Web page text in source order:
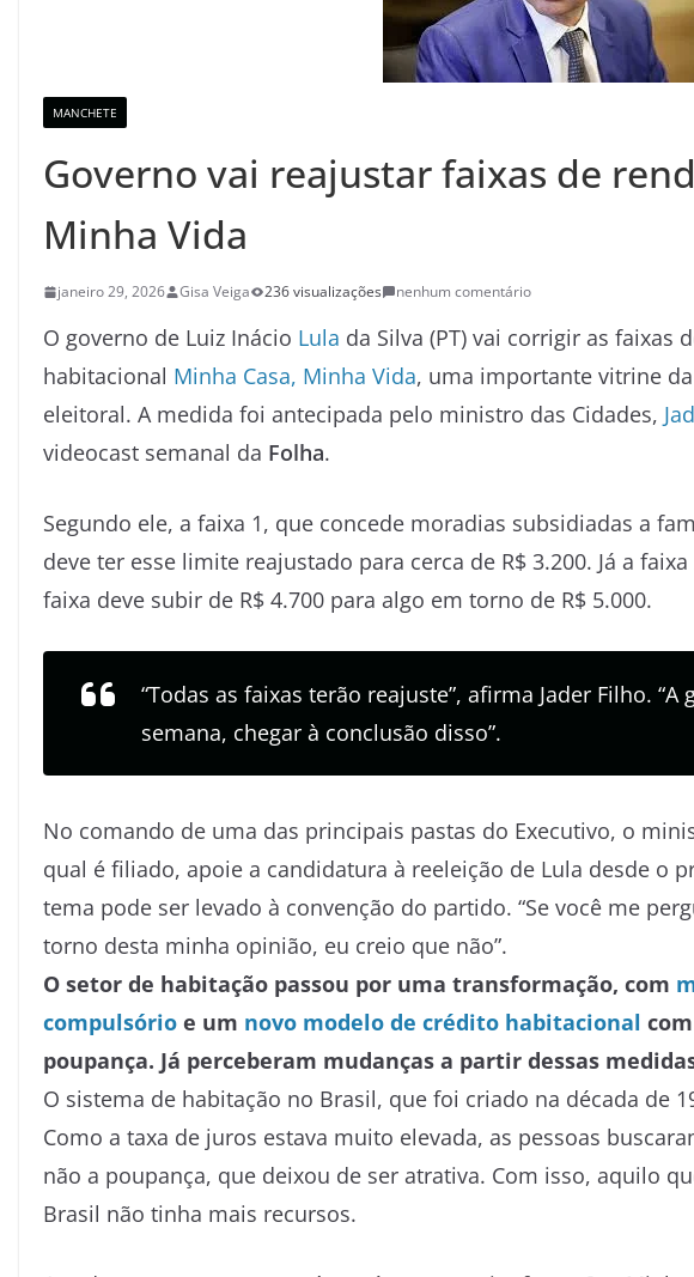
MANCHETE
Governo vai reajustar faixas de
Minha Vida
janeiro 29, 2026 Gisa Veiga 236 visualizações nenhum comentário
O governo de Luiz Inácio Lula da Silva (PT) vai corrigir as faixas
habitacional Minha Casa, Minha Vida, uma importante vitrine
eleitoral. A medida foi antecipada pelo ministro das Cidades,
videocast semanal da Folha.
Segundo ele, a faixa 1, que concede moradias subsidiadas a
deve ter esse limite reajustado para cerca de R$ 3.200. Já a
faixa deve subir de R$ 4.700 para algo em torno de R$ 5.000.
“Todas as faixas terão reajuste”, afirma Jader Filho.
semana, chegar à conclusão disso”.
No comando de uma das principais pastas do Executivo, o
qual é filiado, apoie a candidatura à reeleição de Lula desde o
tema pode ser levado à convenção do partido. “Se você me
torno desta minha opinião, eu creio que não”.
O setor de habitação passou por uma transformação, com
compulsório e um novo modelo de crédito habitacional
poupança. Já perceberam mudanças a partir dessas
O sistema de habitação no Brasil, que foi criado na década de
Como a taxa de juros estava muito elevada, as pessoas
não a poupança, que deixou de ser atrativa. Com isso, aquilo
Brasil não tinha mais recursos.